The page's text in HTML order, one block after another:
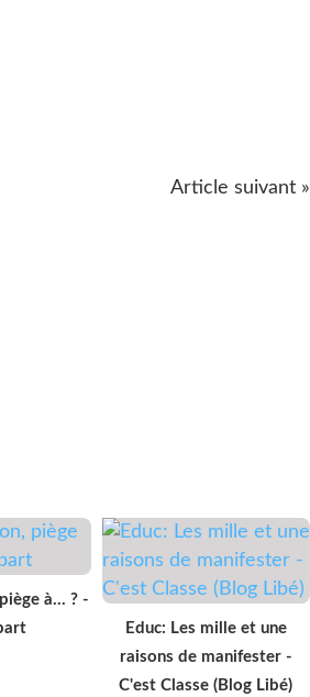
Article suivant »
à… ? -
Educ: Les mille et une
raisons de manifester -
C'est Classe (Blog Libé)